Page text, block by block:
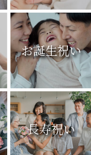
お誕生祝い
長寿祝い